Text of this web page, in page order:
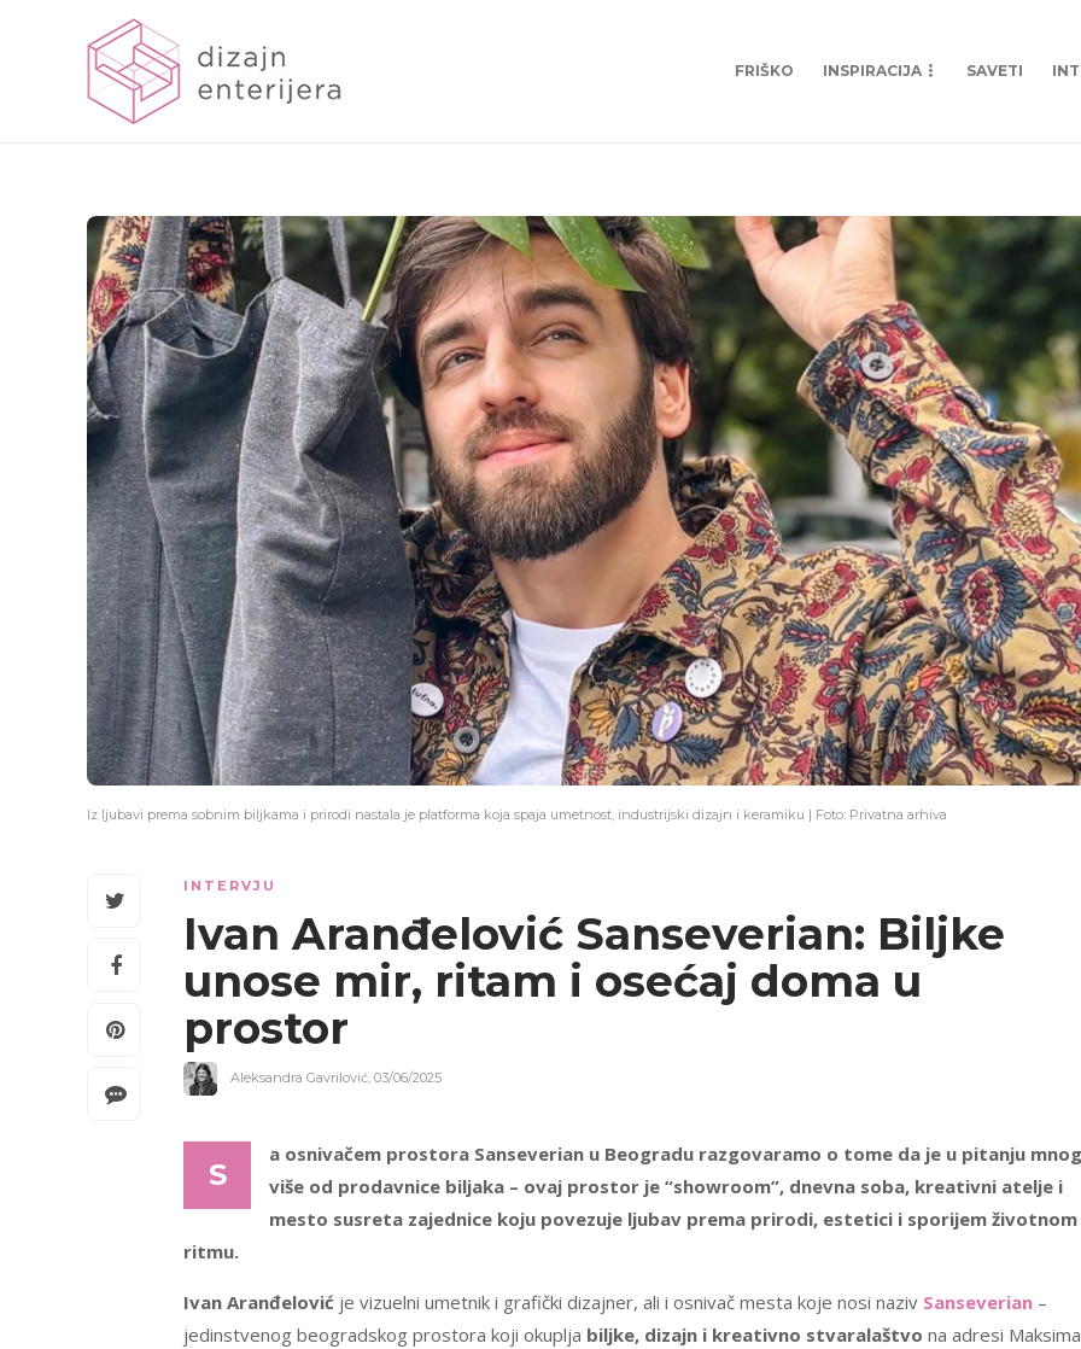
FRIŠKO INSPIRACIJA SAVETI
Iz ljubavi prema sobnim biljkama i prirodi nastala je platforma koja spaja umetnost, industrijski dizajn i keramiku | Foto: Privatna arhiva
INTERVJU
Ivan Aranđelović Sanseverian: Biljke
unose mir, ritam i osećaj doma u
prostor
Aleksandra Gavrilović, 03/06/2025
S
a osnivačem prostora Sanseverian u Beogradu razgovaramo o tome da je u pitanju
više od prodavnice biljaka – ovaj prostor je “showroom”, dnevna soba, kreativni atelje i
mesto susreta zajednice koju povezuje ljubav prema prirodi, estetici i sporijem životnom
ritmu.
Ivan Aranđelović je vizuelni umetnik i grafički dizajner, ali i osnivač mesta koje nosi naziv Sanseverian –
jedinstvenog beogradskog prostora koji okuplja biljke, dizajn i kreativno stvaralaštvo na adresi Maksima